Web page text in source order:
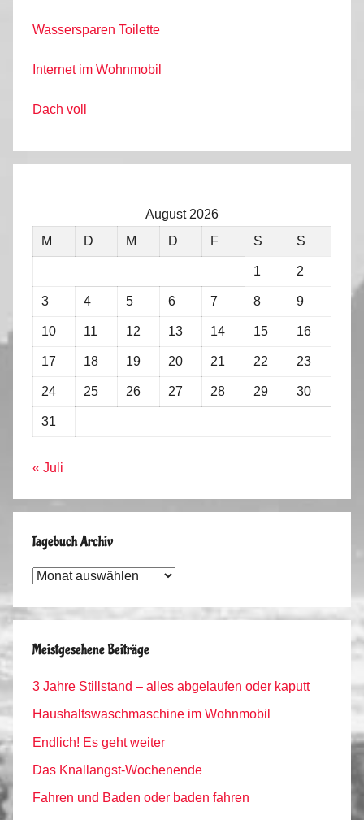
Wassersparen Toilette
Internet im Wohnmobil
Dach voll
August 2026
M
D M D F S S
1 2
3 4 5 6 7 8 9
10 11 12 13 14 15 16
17 18 19 20 21 22 23
24 25 26 27 28 29 30
31
« Juli
Tagebuch Archiv
Tagebuch
Meistgesehene Beiträge
3 Jahre Stillstand – alles abgelaufen oder kaputt
Haushaltswaschmaschine im Wohnmobil
Endlich! Es geht weiter
Das Knallangst-Wochenende
Fahren und Baden oder baden fahren